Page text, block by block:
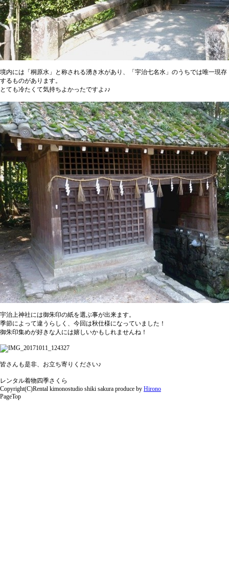
境内には「桐原水」と称される湧き水があり、「宇治七名水」のうちでは唯一現存
するものがあります。
とても冷たくて気持ちよかったですよ♪♪
宇治上神社には御朱印の紙を選ぶ事が出来ます。
季節によって違うらしく、今回は秋仕様になっていました！
御朱印集めが好きな人には嬉しいかもしれませんね！
皆さんも是非、お立ち寄りください♪
レンタル着物四季さくら
Copyright(C)Rental kimonostudio shiki sakura produce by Hirono
PageTop